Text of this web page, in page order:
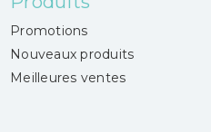
Promotions
Nouveaux produits
Meilleures ventes